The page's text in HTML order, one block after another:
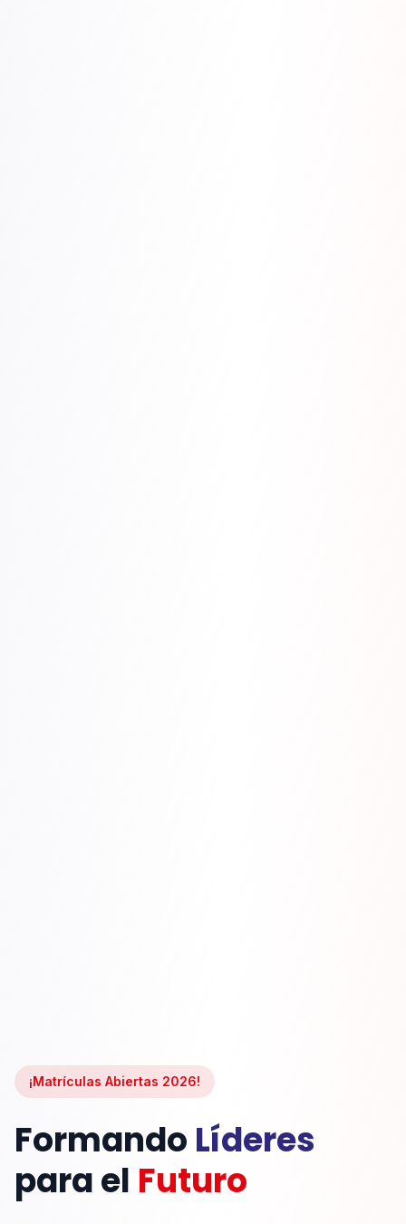
¡Matrículas Abiertas 2026!
Formando Líderes
para el Futuro